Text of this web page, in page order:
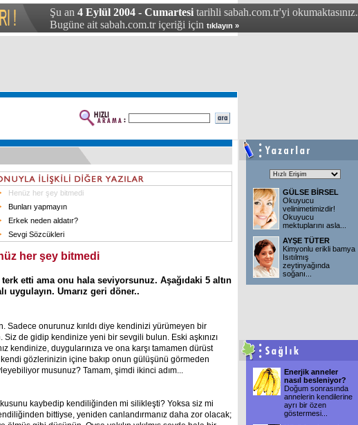
Şu an 4 Eylül 2004 - Cumartesi tarihli sabah.com.tr'yi okumaktasınız.
Bugüne ait sabah.com.tr içeriği için tıklayın »
Henüz her şey bitmedi
Bunları yapmayın
Erkek neden aldatır?
Sevgi Sözcükleri
her şey bitmedi
etti ama onu hala seviyorsunuz. Aşağıdaki 5 altın
uygulayın. Umarız geri döner..
Sadece onurunuz kırıldı diye kendinizi yürümeyen bir
de gidip kendinize yeni bir sevgili bulun. Eski aşkınızı
kendinize, duygularınıza ve ona karşı tamamen dürüst
gözlerinizin içine bakıp onun gülüşünü görmeden
musunuz? Tamam, şimdi ikinci adım...
kaybedip kendiliğinden mi silikleşti? Yoksa siz mi
bittiyse, yeniden canlandırmanız daha zor olacak;
GÜLSE BİRSEL
Okuyucu
velinimetimizdir!
Okuyucu
mektuplarını asla
AYŞE TÜTER
Kimyonlu erikli bamya
Isıtılmış
zeytinyağında
soğanı
Enerjik anneler
nasıl besleniyor?
Doğum sonrasında
annelerin kendilerine
ayrı bir özen
göstermesi